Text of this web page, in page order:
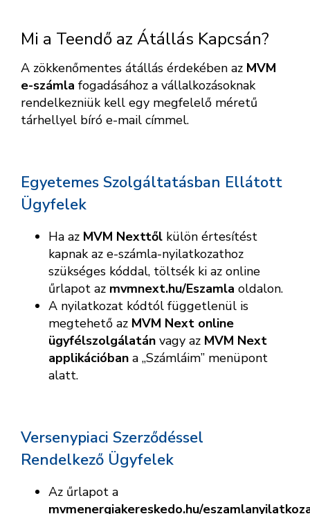
Mi a Teendő az Átállás Kapcsán?
A zökkenőmentes átállás érdekében az MVM
e-számla fogadásához a vállalkozásoknak
rendelkezniük kell egy megfelelő méretű
tárhellyel bíró e-mail címmel.
Egyetemes Szolgáltatásban Ellátott
Ügyfelek
Ha az MVM Nexttől külön értesítést
kapnak az e-számla-nyilatkozathoz
szükséges kóddal, töltsék ki az online
űrlapot az mvmnext.hu/Eszamla oldalon.
A nyilatkozat kódtól függetlenül is
megtehető az MVM Next online
ügyfélszolgálatán vagy az MVM Next
applikációban a „Számláim” menüpont
alatt.
Versenypiaci Szerződéssel
Rendelkező Ügyfelek
Az űrlapot a
mvmenergiakereskedo.hu/